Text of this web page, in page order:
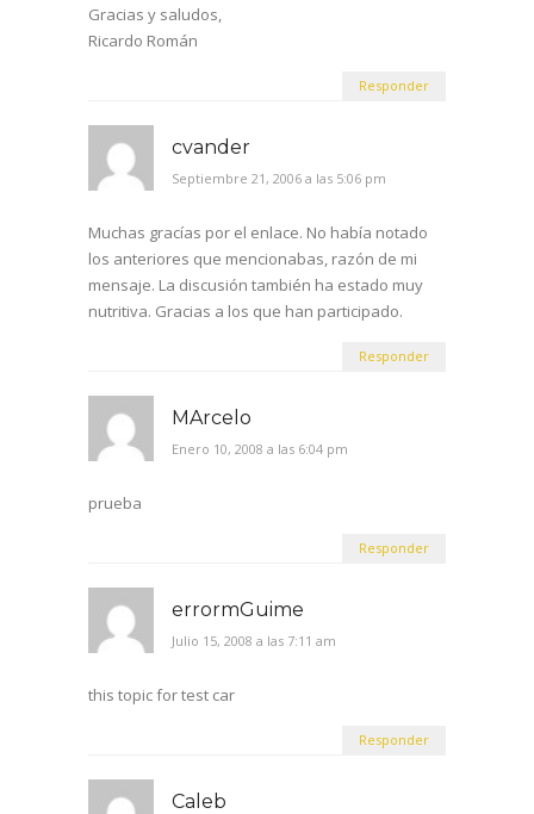
Gracias y saludos,
Ricardo Román
Responder
cvander
Septiembre 21, 2006 a las 5:06 pm
Muchas gracías por el enlace. No había notado
los anteriores que mencionabas, razón de mi
mensaje. La discusión también ha estado muy
nutritiva. Gracias a los que han participado.
Responder
MArcelo
Enero 10, 2008 a las 6:04 pm
prueba
Responder
errormGuime
Julio 15, 2008 a las 7:11 am
this topic for test car
Responder
Caleb